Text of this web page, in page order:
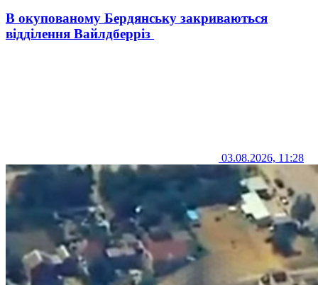
В окупованому Бердянську закриваються
відділення Вайлдберріз
03.08.2026, 11:28